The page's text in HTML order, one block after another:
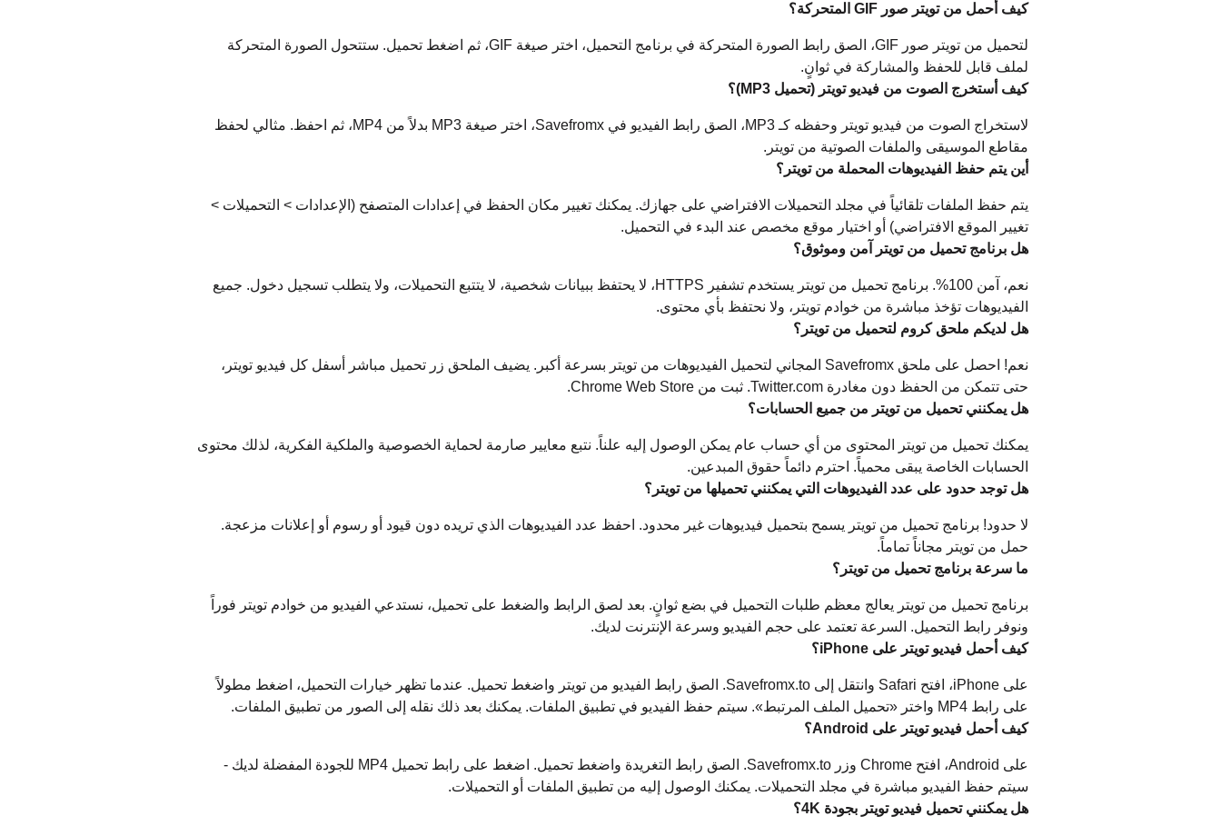
كيف أحمل من تويتر صور GIF المتحركة؟
لتحميل من تويتر صور GIF، الصق رابط الصورة المتحركة في برنامج التحميل، اختر صيغة GIF، ثم اضغط تحميل. ستتحول الصورة المتحركة
لملف قابل للحفظ والمشاركة في ثوانٍ.
كيف أستخرج الصوت من فيديو تويتر (تحميل MP3)؟
لاستخراج الصوت من فيديو تويتر وحفظه كـ MP3، الصق رابط الفيديو في Savefromx، اختر صيغة MP3 بدلاً من MP4، ثم احفظ. مثالي لحفظ
مقاطع الموسيقى والملفات الصوتية من تويتر.
أين يتم حفظ الفيديوهات المحملة من تويتر؟
يتم حفظ الملفات تلقائياً في مجلد التحميلات الافتراضي على جهازك. يمكنك تغيير مكان الحفظ في إعدادات المتصفح (الإعدادات > التحميلات >
تغيير الموقع الافتراضي) أو اختيار موقع مخصص عند البدء في التحميل.
هل برنامج تحميل من تويتر آمن وموثوق؟
نعم، آمن 100%. برنامج تحميل من تويتر يستخدم تشفير HTTPS، لا يحتفظ ببيانات شخصية، لا يتتبع التحميلات، ولا يتطلب تسجيل دخول. جميع
الفيديوهات تؤخذ مباشرة من خوادم تويتر، ولا نحتفظ بأي محتوى.
هل لديكم ملحق كروم لتحميل من تويتر؟
نعم! احصل على ملحق Savefromx المجاني لتحميل الفيديوهات من تويتر بسرعة أكبر. يضيف الملحق زر تحميل مباشر أسفل كل فيديو تويتر،
حتى تتمكن من الحفظ دون مغادرة Twitter.com. ثبت من Chrome Web Store.
هل يمكنني تحميل من تويتر من جميع الحسابات؟
يمكنك تحميل من تويتر المحتوى من أي حساب عام يمكن الوصول إليه علناً. نتبع معايير صارمة لحماية الخصوصية والملكية الفكرية، لذلك محتوى
الحسابات الخاصة يبقى محمياً. احترم دائماً حقوق المبدعين.
هل توجد حدود على عدد الفيديوهات التي يمكنني تحميلها من تويتر؟
لا حدود! برنامج تحميل من تويتر يسمح بتحميل فيديوهات غير محدود. احفظ عدد الفيديوهات الذي تريده دون قيود أو رسوم أو إعلانات مزعجة.
حمل من تويتر مجاناً تماماً.
ما سرعة برنامج تحميل من تويتر؟
برنامج تحميل من تويتر يعالج معظم طلبات التحميل في بضع ثوانٍ. بعد لصق الرابط والضغط على تحميل، نستدعي الفيديو من خوادم تويتر فوراً
ونوفر رابط التحميل. السرعة تعتمد على حجم الفيديو وسرعة الإنترنت لديك.
كيف أحمل فيديو تويتر على iPhone؟
على iPhone، افتح Safari وانتقل إلى Savefromx.to. الصق رابط الفيديو من تويتر واضغط تحميل. عندما تظهر خيارات التحميل، اضغط مطولاً
على رابط MP4 واختر «تحميل الملف المرتبط». سيتم حفظ الفيديو في تطبيق الملفات. يمكنك بعد ذلك نقله إلى الصور من تطبيق الملفات.
كيف أحمل فيديو تويتر على Android؟
على Android، افتح Chrome وزر Savefromx.to. الصق رابط التغريدة واضغط تحميل. اضغط على رابط تحميل MP4 للجودة المفضلة لديك -
سيتم حفظ الفيديو مباشرة في مجلد التحميلات. يمكنك الوصول إليه من تطبيق الملفات أو التحميلات.
هل يمكنني تحميل فيديو تويتر بجودة 4K؟